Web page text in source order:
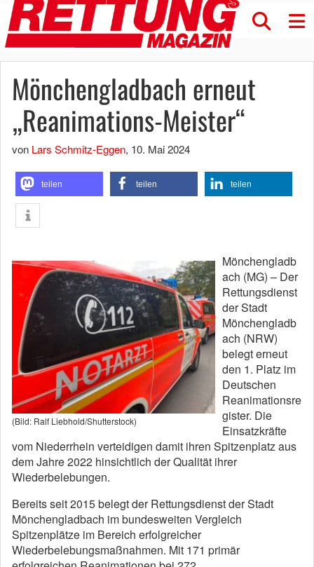
Mönchengladbach erneut
„Reanimations-Meister“
von Lars Schmitz-Eggen, 10. Mai 2024
teilen teilen teilen
(Bild: Ralf Liebhold/Shutterstock)
Mönchengladb
ach (MG) – Der
Rettungsdienst
der Stadt
Mönchengladb
ach (NRW)
belegt erneut
den 1. Platz im
Deutschen
Reanimationsre
gister. Die
Einsatzkräfte
vom Niederrhein verteidigen damit ihren Spitzenplatz aus
dem Jahre 2022 hinsichtlich der Qualität ihrer
Wiederbelebungen.
Bereits seit 2015 belegt der Rettungsdienst der Stadt
Mönchengladbach im bundesweiten Vergleich
Spitzenplätze im Bereich erfolgreicher
Wiederbelebungsmaßnahmen. Mit 171 primär